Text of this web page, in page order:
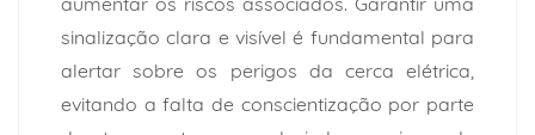
sinalização clara e visível é fundamental para
alertar sobre os perigos da cerca elétrica,
evitando a falta de conscientização por parte